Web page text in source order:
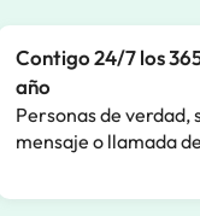
Contigo 24/7 los
año
Personas de verdad,
mensaje o llamada